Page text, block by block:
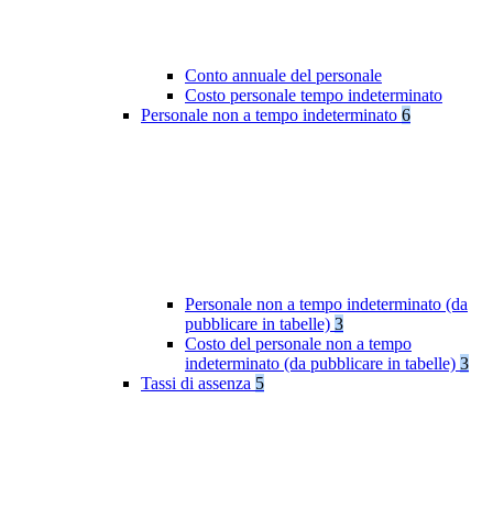
Conto annuale del personale
Costo personale tempo indeterminato
Personale non a tempo indeterminato 6
Personale non a tempo indeterminato (da
pubblicare in tabelle) 3
Costo del personale non a tempo
indeterminato (da pubblicare in tabelle) 3
Tassi di assenza 5